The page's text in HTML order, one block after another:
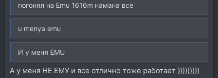
погонял на Emu 1616m намана все
u menya emu
И у меня EMU
А у меня НЕ ЕМУ и все отлично тоже работает )))))))))